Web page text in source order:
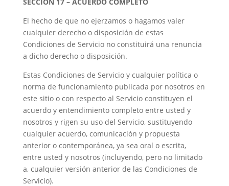
El hecho de que no ejerzamos o hagamos valer
cualquier derecho o disposición de estas
Condiciones de Servicio no constituirá una renuncia
a dicho derecho o disposición.
Estas Condiciones de Servicio y cualquier política o
norma de funcionamiento publicada por nosotros en
este sitio o con respecto al Servicio constituyen el
acuerdo y entendimiento completo entre usted y
nosotros y rigen su uso del Servicio, sustituyendo
cualquier acuerdo, comunicación y propuesta
anterior o contemporánea, ya sea oral o escrita,
entre usted y nosotros (incluyendo, pero no limitado
a, cualquier versión anterior de las Condiciones de
Servicio).